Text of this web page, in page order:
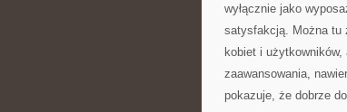
wyłącznie jako
satysfakcją. Można tu
kobiet i
zaawansowania,
pokazuje, że dobrze